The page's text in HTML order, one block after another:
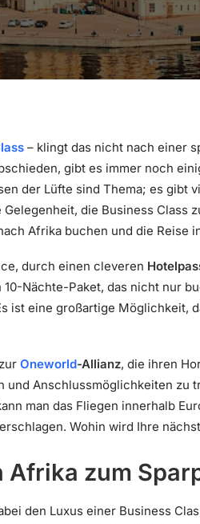
– klingt das nicht nach einer
gibt es immer noch
der Lüfte sind Thema; es gibt
die Business Class
Afrika buchen und die Reise
durch einen cleveren
Nächte-Paket, das nicht nur
ist eine großartige Möglichkeit,
Oneworld-Allianz, die ihren
Anschlussmöglichkeiten zu
man das Fliegen innerhalb
Wohin wird Ihre
Afrika zum
den Luxus einer Business